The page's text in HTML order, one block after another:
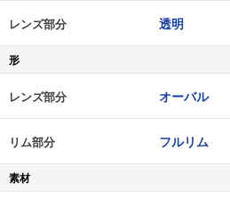
レンズ部分 透明
形
レンズ部分 オーバル
リム部分 フルリム
素材